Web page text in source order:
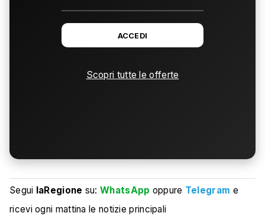
ACCEDI
Scopri tutte le offerte
Segui laRegione su:WhatsApp oppure Telegram e
ricevi ogni mattina le notizie principali